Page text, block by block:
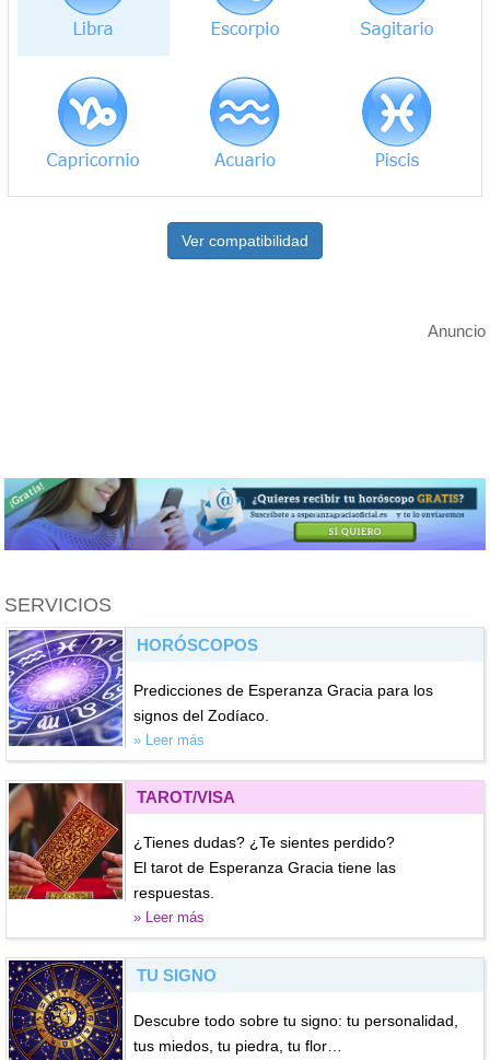
Ver compatibilidad
Anuncio
SERVICIOS
HORÓSCOPOS
Predicciones de Esperanza Gracia para los
signos del Zodíaco.
» Leer más
TAROT/VISA
¿Tienes dudas? ¿Te sientes perdido?
El tarot de Esperanza Gracia tiene las
respuestas.
» Leer más
TU SIGNO
Descubre todo sobre tu signo: tu personalidad,
tus miedos, tu piedra, tu flor…